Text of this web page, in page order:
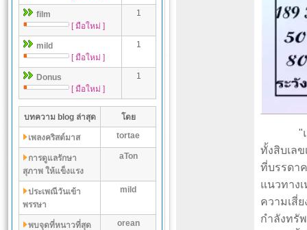
film
[ มือใหม่ ]
1
mild
[ มือใหม่ ]
1
Donus
[ มือใหม่ ]
1
บทความ blog ล่าสุด โดย
เพลงคริสต์มาส tortae
การดูแลรักษา
สุภาพ ให้แข็งแรง
aTon
ประเพณีวันเข้า
พรรษา
mild
พบจุดที่หนาวที่สุด
orean
"แม่ทำ
ทั้งสิบเล
ที่บรรดา
แนวทาง
ความเสี่
กำลังทรั